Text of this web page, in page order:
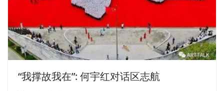
“我撑故我在”: 何宇红对话区志航